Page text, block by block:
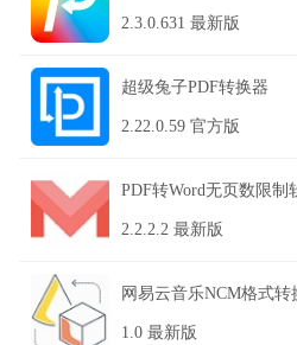
2.3.0.631 最新版
超级兔子PDF转换器
2.22.0.59 官方版
PDF转Word无页数限制
2.2.2.2 最新版
网易云音乐NCM格式转
1.0 最新版